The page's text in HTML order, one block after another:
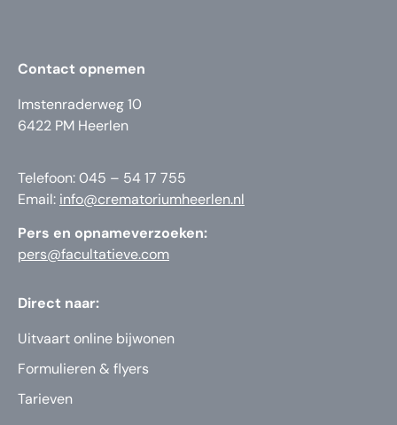
Contact opnemen
Imstenraderweg 10
6422 PM Heerlen
Telefoon: 045 – 54 17 755
Email: info@crematoriumheerlen.nl
Pers en opnameverzoeken:
pers@facultatieve.com
Direct naar:
Uitvaart online bijwonen
Formulieren & flyers
Tarieven